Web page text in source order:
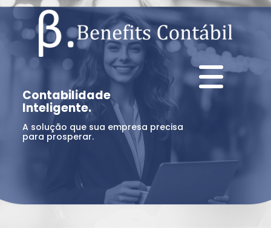
Contabilidade
Inteligente.
A solução que sua empresa precisa
para prosperar.